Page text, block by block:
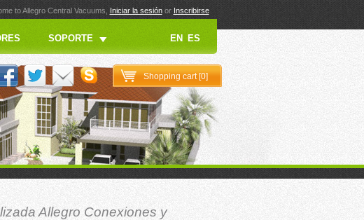
to Allegro Central Vacuums, Iniciar la sesiónor Inscribirse
SOPORTE EN ES
Shopping cart [0]
Allegro Conexiones y